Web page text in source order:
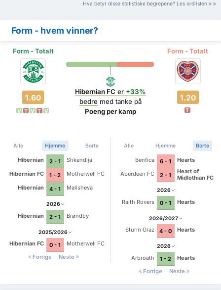
Hva betyr disse statistiske begrepene? Les ordlisten
Form - hvem vinner?
Form - Totalt Form - Totalt
1.60
V T V T V
Hibernian FC er +33%
bedremed tanke på
Poeng per kamp
1.20
T
Alle Hjemme Borte
Hibernian 2 - 1
Shkendija
Hibernian FC
1 - 2
Motherwell FC
Hibernian
4 - 1 Malisheva
2026
Hibernian 2 - 1 Brøndby
2025/2026
Hibernian FC 0 - 1
Motherwell FC
Forrige
Neste
Alle Hjemme Borte
Benfica 6 - 1
Hearts
Aberdeen FC
2 - 1
Heart of
Midlothian FC
2026
Raith Rovers 0 - 1 Hearts
2026/2027
Sturm Graz 4 - 0 Hearts
2026
Arbroath 1 - 2
Hearts
Forrige
Neste